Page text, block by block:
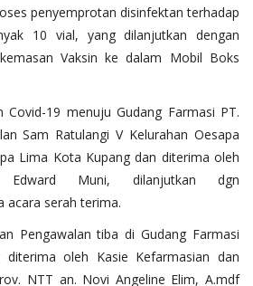
penyemprotan disinfektan terhadap
10 vial, yang dilanjutkan dengan
Vaksin ke dalam Mobil Boks
Covid-19 menuju Gudang Farmasi PT.
Sam Ratulangi V Kelurahan Oesapa
Lima Kota Kupang dan diterima oleh
Edward Muni, dilanjutkan dgn
acara serah terima.
Pengawalan tiba di Gudang Farmasi
diterima oleh Kasie Kefarmasian dan
NTT an. Novi Angeline Elim, A.mdf